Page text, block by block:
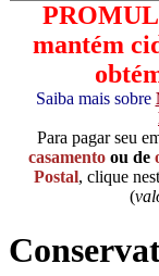
mantém
Saiba mais sobre
Para pagar seu
casamento ou de
Postal, clique
(